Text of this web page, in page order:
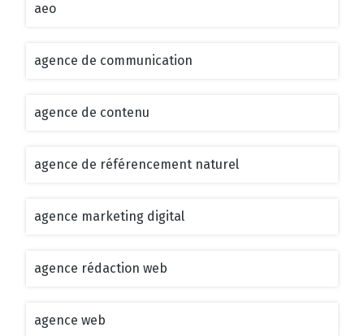
aeo
agence de communication
agence de contenu
agence de référencement naturel
agence marketing digital
agence rédaction web
agence web